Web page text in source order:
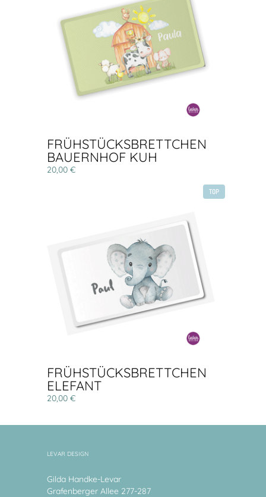
FRÜHSTÜCKSBRETTCHEN
BAUERNHOF KUH
20,00 €
TOP
FRÜHSTÜCKSBRETTCHEN
ELEFANT
20,00 €
LEVAR DESIGN
Gilda Handke-Levar
Grafenberger Allee 277-287